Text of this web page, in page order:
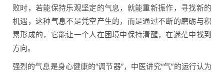
败时，若能保持乐观坚定的气息，就能重新振作，寻找新的
机遇，这种气息不是凭空产生的，而是通过不断的磨砺与积
累形成的，它能让一个人在困境中保持清醒，在迷茫中找到
方向。
强烈的气息是身心健康的“调节器”，中医讲究“气”的运行认为